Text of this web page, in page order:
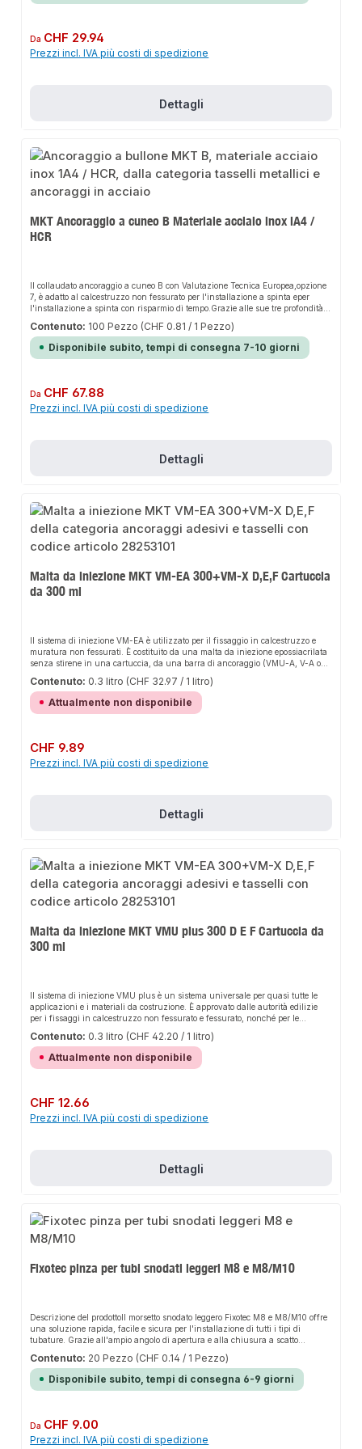
l'uso nelle costruzioni in legno.
Prezzo normale:
Da CHF 29.94
Prezzi incl. IVA più costi di spedizione
Dettagli
MKT Ancoraggio a cuneo B Materiale acciaio inox lA4 /
HCR
Il collaudato ancoraggio a cuneo B con Valutazione Tecnica Europea,opzione
7, è adatto al calcestruzzo non fessurato per l'installazione a spinta eper
l'installazione a spinta con risparmio di tempo.Grazie alle sue tre profondità
di ancoraggio, può essere adattato in modo flessibile airispettivi requisiti di
installazione. L'uso con una profondità di ancoraggiominima riduce lo sforzo
di perforazione e di installazione eil rischio di collisioni dell'armatura.
Quando si utilizza una trivella aspirantenon è necessario soffiare il foro.La
l'uso nelle costruzioni in legno.
Contenuto: 100 Pezzo (CHF 0.81 / 1 Pezzo)
Disponibile subito, tempi di consegna 7-10 giorni
Prezzo normale:
Da CHF 67.88
Prezzi incl. IVA più costi di spedizione
Dettagli
Malta da iniezione MKT VM-EA 300+VM-X D,E,F Cartuccia
da 300 ml
Il sistema di iniezione VM-EA è utilizzato per il fissaggio in calcestruzzo e
muratura non fessurati. È costituito da una malta da iniezione epossiacrilata
senza stirene in una cartuccia, da una barra di ancoraggio (VMU-A, V-A o
barra filettata disponibile in commercio con certificato di prova 3.1), nonché da
un dado e una rondella. Per l'uso in mattoni forati è necessario un manicotto
perforato. Sistema di iniezione, malta chimica, ancoraggio chimico, pistola di
iniezione
Contenuto: 0.3 litro (CHF 32.97 / 1 litro)
Attualmente non disponibile
Prezzo normale:
CHF 9.89
Prezzi incl. IVA più costi di spedizione
Dettagli
Malta da iniezione MKT VMU plus 300 D E F Cartuccia da
300 ml
Il sistema di iniezione VMU plus è un sistema universale per quasi tutte le
applicazioni e i materiali da costruzione. È approvato dalle autorità edilizie
per i fissaggi in calcestruzzo non fessurato e fessurato, nonché per le
successive connessioni di armatura. La valutazione per muratura ETA-
13/0909 comprende 6 manicotti forati con una lunghezza massima di 200
mm e può essere utilizzata in 15 diversi tipi di muratura. Come elementi di
ancoraggio si possono utilizzare diverse barre di ancoraggio o filettate interne
perforato. Il sistema offre una scelta tra le malte VMU plus e VMU plus Polar
per temperature da -20°C a +40°C. Sistema di iniezione, malta chimica,
ancoraggio chimico, pistola per iniezione
Contenuto: 0.3 litro (CHF 42.20 / 1 litro)
Attualmente non disponibile
Prezzo normale:
CHF 12.66
Prezzi incl. IVA più costi di spedizione
Dettagli
Fixotec pinza per tubi snodati leggeri M8 e M8/M10
Descrizione del prodottoIl morsetto snodato leggero Fixotec M8 e M8/M10 offre
una soluzione rapida, facile e sicura per l'installazione di tutti i tipi di
tubature. Grazie all'ampio angolo di apertura e alla chiusura a scatto
guidata, garantisce una tenuta perfetta e si adatta in modo flessibile a diverse
applicazioni. Il design robusto e la facilità di montaggio fanno di questo
prodotto una scelta affidabile per qualsiasi
installazione.CaratteristicheMorsetto per tubi articolato con chiusura a scatto
- il tappo a vite calafatato ne impedisce la fuoriuscitaStruttura zincata con
inserto fonoassorbente senza alogeniOttimo isolamento acustico -
miglioramento dell'isolamento acustico fino a 19 dB(A)Campi di
Contenuto: 20 Pezzo (CHF 0.14 / 1 Pezzo)
Disponibile subito, tempi di consegna 6-9 giorni
Prezzo normale:
Da CHF 9.00
Prezzi incl. IVA più costi di spedizione